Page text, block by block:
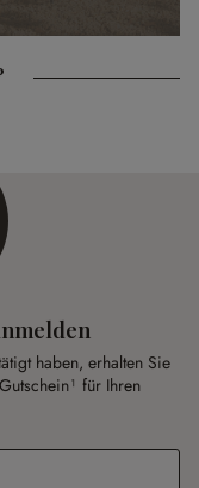
haben, erhalten Sie
für Ihren